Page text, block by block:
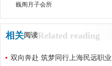
巍阁月子会所
相关阅读Related reading
双向奔赴 筑梦同行上海民远职业